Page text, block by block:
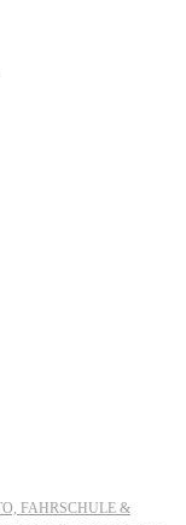
FAHRSCHULE &